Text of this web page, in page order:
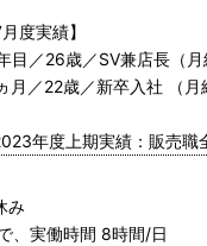
度実績】
目／26歳／SV兼店長（
月／22歳／新卒入社 （
年度上期実績：販売
み
、実働時間 8時間/日